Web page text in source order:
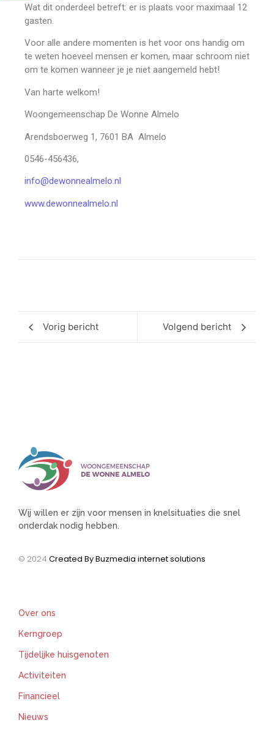
Wat dit onderdeel betreft: er is plaats voor maximaal 12
gasten.
Voor alle andere momenten is het voor ons handig om
te weten hoeveel mensen er komen, maar schroom niet
om te komen wanneer je je niet aangemeld hebt!
Van harte welkom!
Woongemeenschap De Wonne Almelo
Arendsboerweg 1, 7601 BA Almelo
0546-456436,
info@dewonnealmelo.nl
www.dewonnealmelo.nl
Vorig bericht Volgend bericht
Wij willen er zijn voor mensen in knelsituaties die snel
onderdak nodig hebben.
© 2024 Created By Buzmedia internet solutions
Over ons
Kerngroep
Tijdelijke huisgenoten
Activiteiten
Financieel
Nieuws